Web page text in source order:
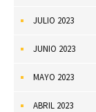
JULIO 2023
JUNIO 2023
MAYO 2023
ABRIL 2023